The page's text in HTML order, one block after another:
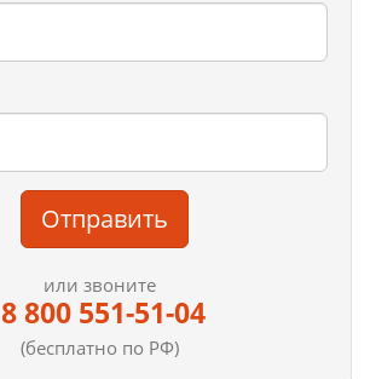
Отправить
или звоните
8 800 551-51-04
(бесплатно по РФ)